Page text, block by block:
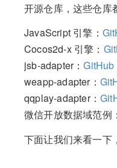
开源仓库，这些仓库
JavaScript 引擎：
Cocos2d-x 引擎：
jsb-adapter：GitHub
weapp-adapter：
qqplay-adapter：
微信开放数据域范例：
下面让我们来看一下